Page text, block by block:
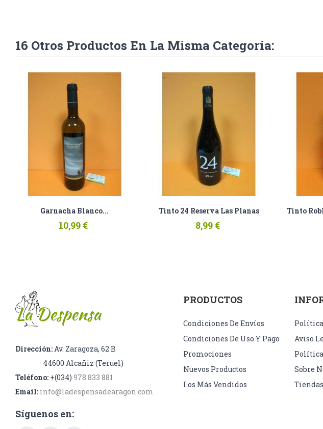
16 Otros Productos En La Misma Categoría:
Garnacha Blanco...
10,99 €
Tinto 24 Reserva Las Planas
8,99 €
Tinto
Dirección: Av. Zaragoza, 62 B
44600 Alcañiz (Teruel)
Teléfono: +(034) 978 833 881
Email: info@ladespensadearagon.com
Síguenos en:
PRODUCTOS
Condiciones De Envíos
Condiciones De Uso Y Pago
Promociones
Nuevos Productos
Los Más Vendidos
Aviso
Política
Sobre
Tiendas